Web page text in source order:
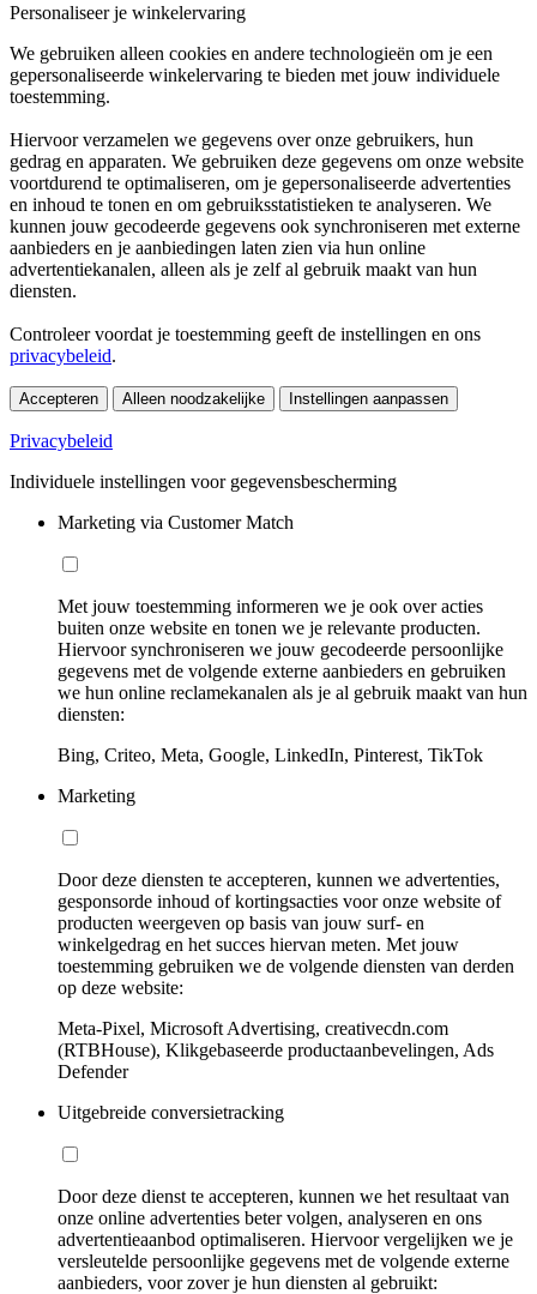
Personaliseer je winkelervaring
We gebruiken alleen cookies en andere technologieën om je een
gepersonaliseerde winkelervaring te bieden met jouw individuele
toestemming.
Hiervoor verzamelen we gegevens over onze gebruikers, hun
gedrag en apparaten. We gebruiken deze gegevens om onze website
voortdurend te optimaliseren, om je gepersonaliseerde advertenties
en inhoud te tonen en om gebruiksstatistieken te analyseren. We
kunnen jouw gecodeerde gegevens ook synchroniseren met externe
aanbieders en je aanbiedingen laten zien via hun online
advertentiekanalen, alleen als je zelf al gebruik maakt van hun
diensten.
Controleer voordat je toestemming geeft de instellingen en ons
privacybeleid.
Accepteren Alleen noodzakelijke Instellingen aanpassen
Privacybeleid
Individuele instellingen voor gegevensbescherming
Marketing via Customer Match
Met jouw toestemming informeren we je ook over acties
buiten onze website en tonen we je relevante producten.
Hiervoor synchroniseren we jouw gecodeerde persoonlijke
gegevens met de volgende externe aanbieders en gebruiken
we hun online reclamekanalen als je al gebruik maakt van hun
diensten:
Bing, Criteo, Meta, Google, LinkedIn, Pinterest, TikTok
Marketing
Door deze diensten te accepteren, kunnen we advertenties,
gesponsorde inhoud of kortingsacties voor onze website of
producten weergeven op basis van jouw surf- en
winkelgedrag en het succes hiervan meten. Met jouw
toestemming gebruiken we de volgende diensten van derden
op deze website:
Meta-Pixel, Microsoft Advertising, creativecdn.com
(RTBHouse), Klikgebaseerde productaanbevelingen, Ads
Defender
Uitgebreide conversietracking
Door deze dienst te accepteren, kunnen we het resultaat van
onze online advertenties beter volgen, analyseren en ons
advertentieaanbod optimaliseren. Hiervoor vergelijken we je
versleutelde persoonlijke gegevens met de volgende externe
aanbieders, voor zover je hun diensten al gebruikt: